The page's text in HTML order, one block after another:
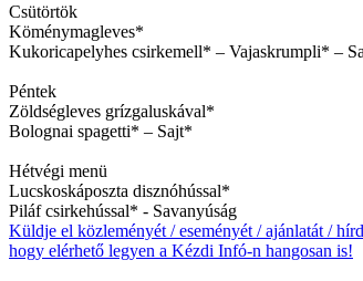
Csütörtök
Köménymagleves*
Kukoricapelyhes csirkemell* – Vajaskrumpli* –
Péntek
Zöldségleves grízgaluskával*
Bolognai spagetti* – Sajt*
Hétvégi menü
Lucskoskáposzta disznóhússal*
Piláf csirkehússal* - Savanyúság
Küldje el közleményét / eseményét / ajánlatát /
hogy elérhető legyen a Kézdi Infó-n hangosan is!